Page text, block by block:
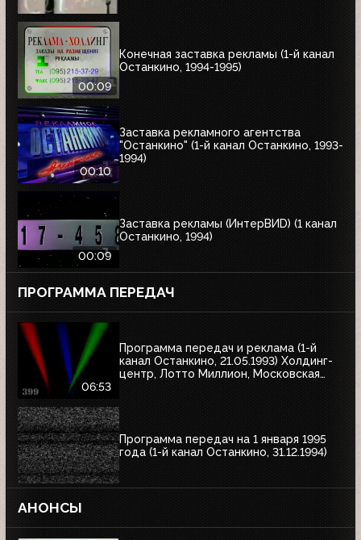
00:09
Конечная заставка рекламы (1-й канал
Останкино, 1994-1995)
00:10
Заставка рекламного агентства
"Останкино" (1-й канал Останкино, 1993-
1994)
00:09
Заставка рекламы (ИнтерВИD) (1 канал
Останкино, 1994)
ПРОГРАММА ПЕРЕДАЧ
06:53
Программа передач и реклама (1-й
канал Останкино, 21.05.1993) Холдинг-
центр, Лотто Миллион, Московская
Программа передач на 1 января 1995
года (1-й канал Останкино, 31.12.1994)
АНОНСЫ